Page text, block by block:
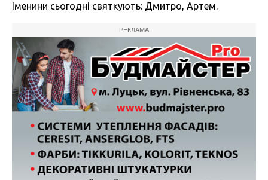
Іменини сьогодні святкують: Дмитро, Артем.
РЕКЛАМА